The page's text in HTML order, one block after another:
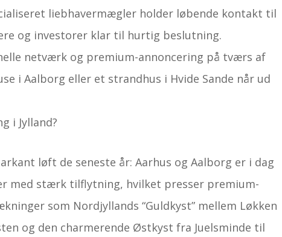
liebhavermægler holder løbende kontakt til
og investorer klar til hurtig beslutning.
netværk og premium-annoncering på tværs af
i Aalborg eller et strandhus i Hvide Sande når ud
i Jylland?
løft de seneste år: Aarhus og Aalborg er i dag
med stærk tilflytning, hvilket presser premium-
som Nordjyllands “Guld­kyst” mellem Løkken
og den charmerende Østkyst fra Juelsminde til